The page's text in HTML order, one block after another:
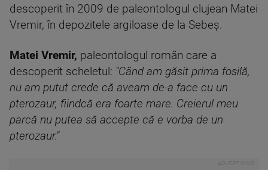
descoperit în 2009 de paleontologul clujean Matei
Vremir, în depozitele argiloase de la Sebeş.
Matei Vremir, paleontologul român care a
descoperit scheletul: "Când am găsit prima fosilă,
nu am putut crede că aveam de-a face cu un
pterozaur, fiindcă era foarte mare. Creierul meu
parcă nu putea să accepte că e vorba de un
pterozaur."